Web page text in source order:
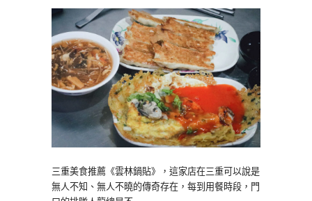
三重美食推薦《雲林鍋貼》，這家店在三重可以說是
無人不知、無人不曉的傳奇存在，每到用餐時段，門